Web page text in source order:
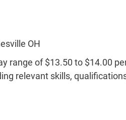
OH
range of $13.50 to $14.00
relevant skills,